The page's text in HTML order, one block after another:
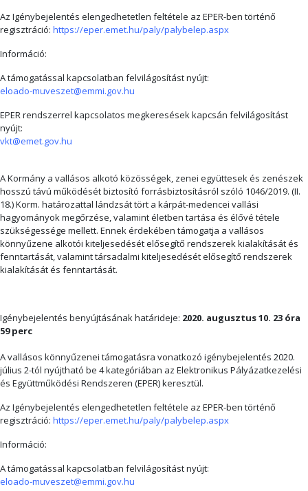
Az Igénybejelentés elengedhetetlen feltétele az EPER-ben történő
regisztráció: https://eper.emet.hu/paly/palybelep.aspx
Információ:
A támogatással kapcsolatban felvilágosítást nyújt:
eloado-muveszet@emmi.gov.hu
EPER rendszerrel kapcsolatos megkeresések kapcsán felvilágosítást
nyújt:
vkt@emet.gov.hu
A Kormány a vallásos alkotó közösségek, zenei együttesek és zenészek
hosszú távú működését biztosító forrásbiztosításról szóló 1046/2019. (II.
18.) Korm. határozattal lándzsát tört a kárpát-medencei vallási
hagyományok megőrzése, valamint életben tartása és élővé tétele
szükségessége mellett. Ennek érdekében támogatja a vallásos
könnyűzene alkotói kiteljesedését elősegítő rendszerek kialakítását és
fenntartását, valamint társadalmi kiteljesedését elősegítő rendszerek
kialakítását és fenntartását.
Igénybejelentés benyújtásának határideje: 2020. augusztus 10. 23 óra
59 perc
A vallásos könnyűzenei támogatásra vonatkozó igénybejelentés 2020.
július 2-tól nyújtható be 4 kategóriában az Elektronikus Pályázatkezelési
és Együttműködési Rendszeren (EPER) keresztül.
Az Igénybejelentés elengedhetetlen feltétele az EPER-ben történő
regisztráció: https://eper.emet.hu/paly/palybelep.aspx
Információ:
A támogatással kapcsolatban felvilágosítást nyújt:
eloado-muveszet@emmi.gov.hu